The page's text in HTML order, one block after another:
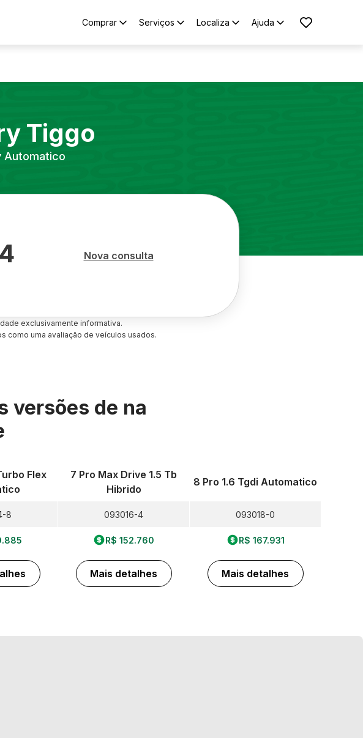
Comprar Serviços Localiza Ajuda
Tiggo
Automatico
Nova consulta
exclusivamente informativa.
como uma avaliação de veículos usados.
versões de na
Flex
8
7 Pro Max Drive 1.5 Tb
Hibrido
093016-4
R$ 152.760
Mais detalhes
8 Pro 1.6 Tgdi Automatico
093018-0
R$ 167.931
Mais detalhes